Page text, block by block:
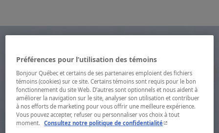
Préférences pour l’utilisation des témoins
Bonjour Québec et certains de ses partenaires emploient des fichiers
témoins (cookies) sur ce site. Certains témoins sont requis pour le bon
fonctionnement du site Web. D’autres sont optionnels et nous aident à
améliorer la navigation sur le site, analyser son utilisation et contribuer
à nos efforts de marketing pour vous offrir une meilleure expérience.
Vous pouvez accepter, refuser ou personnaliser vos choix à tout
moment. Consultez notre politique de confidentialité- Cet hyperlien